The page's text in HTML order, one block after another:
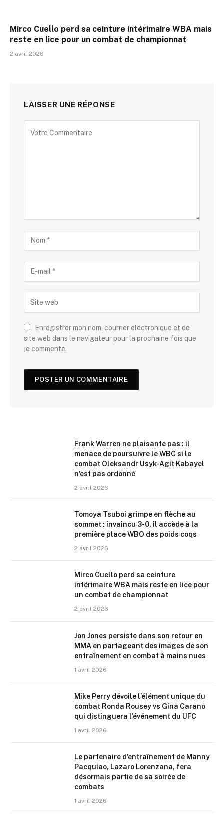
Mirco Cuello perd sa ceinture intérimaire WBA mais
reste en lice pour un combat de championnat
2 avril 2026
LAISSER UNE RÉPONSE
Enregistrer mon nom, courrier électronique et de
site web dans le navigateur pour la prochaine fois que
je commente.
Frank Warren ne plaisante pas : il
menace de poursuivre le WBC si le
combat Oleksandr Usyk-Agit Kabayel
n’est pas ordonné
2 avril 2026
Tomoya Tsuboi grimpe en flèche au
sommet : invaincu 3-0, il accède à la
première place WBO des poids coqs
2 avril 2026
Mirco Cuello perd sa ceinture
intérimaire WBA mais reste en lice pour
un combat de championnat
2 avril 2026
Jon Jones persiste dans son retour en
MMA en partageant des images de son
entraînement en combat à mains nues
1 avril 2026
Mike Perry dévoile l’élément unique du
combat Ronda Rousey vs Gina Carano
qui distinguera l’événement du UFC
1 avril 2026
Le partenaire d’entraînement de Manny
Pacquiao, Lazaro Lorenzana, fera
désormais partie de sa soirée de
combats
1 avril 2026